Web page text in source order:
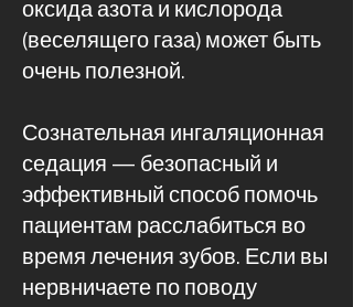
оксида азота и кислорода
(веселящего газа) может быть
очень полезной.
Сознательная ингаляционная
седация — безопасный и
эффективный способ помочь
пациентам расслабиться во
время лечения зубов. Если вы
нервничаете по поводу